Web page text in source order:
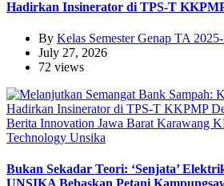
Hadirkan Insinerator di TPS-T
By Kelas Semester Genap TA
July 27, 2026
72 views
Berita Innovation Jawa Barat Karawang
Technology Unsika
Bukan Sekadar Teori: ‘Senjata’
UNSIKA Bebaskan Petani